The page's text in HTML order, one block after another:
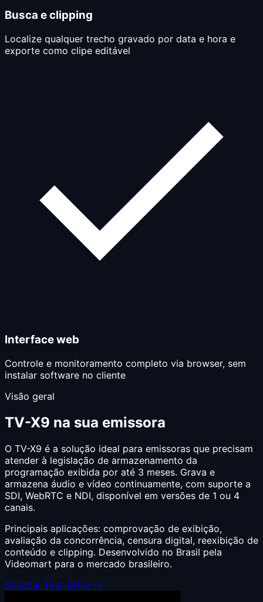
Busca e clipping
Localize qualquer trecho gravado por data e hora e
exporte como clipe editável
Interface web
Controle e monitoramento completo via browser, sem
instalar software no cliente
Visão geral
TV-X9 na sua emissora
O TV-X9 é a solução ideal para emissoras que precisam
atender à legislação de armazenamento da
programação exibida por até 3 meses. Grava e
armazena áudio e vídeo continuamente, com suporte a
SDI, WebRTC e NDI, disponível em versões de 1 ou 4
canais.
Principais aplicações: comprovação de exibição,
avaliação da concorrência, censura digital, reexibição de
conteúdo e clipping. Desenvolvido no Brasil pela
Videomart para o mercado brasileiro.
Solicitar Test-Drive →